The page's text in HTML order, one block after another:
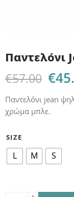
Παντελόνι
€57.00 €
Παντελόνι jean
χρώμα μπλε.
SIZE
L M S